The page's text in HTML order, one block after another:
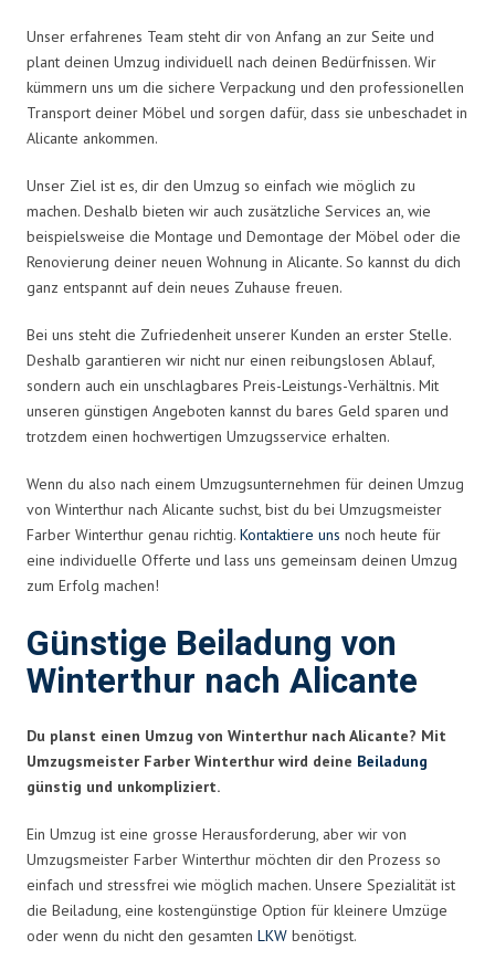
Unser erfahrenes Team steht dir von Anfang an zur Seite und
plant deinen Umzug individuell nach deinen Bedürfnissen. Wir
kümmern uns um die sichere Verpackung und den professionellen
Transport deiner Möbel und sorgen dafür, dass sie unbeschadet in
Alicante ankommen.
Unser Ziel ist es, dir den Umzug so einfach wie möglich zu
machen. Deshalb bieten wir auch zusätzliche Services an, wie
beispielsweise die Montage und Demontage der Möbel oder die
Renovierung deiner neuen Wohnung in Alicante. So kannst du dich
ganz entspannt auf dein neues Zuhause freuen.
Bei uns steht die Zufriedenheit unserer Kunden an erster Stelle.
Deshalb garantieren wir nicht nur einen reibungslosen Ablauf,
sondern auch ein unschlagbares Preis-Leistungs-Verhältnis. Mit
unseren günstigen Angeboten kannst du bares Geld sparen und
trotzdem einen hochwertigen Umzugsservice erhalten.
Wenn du also nach einem Umzugsunternehmen für deinen Umzug
von Winterthur nach Alicante suchst, bist du bei Umzugsmeister
Farber Winterthur genau richtig. Kontaktiere uns noch heute für
eine individuelle Offerte und lass uns gemeinsam deinen Umzug
zum Erfolg machen!
Günstige Beiladung von
Winterthur nach Alicante
Du planst einen Umzug von Winterthur nach Alicante? Mit
Umzugsmeister Farber Winterthur wird deine Beiladung
günstig und unkompliziert.
Ein Umzug ist eine grosse Herausforderung, aber wir von
Umzugsmeister Farber Winterthur möchten dir den Prozess so
einfach und stressfrei wie möglich machen. Unsere Spezialität ist
die Beiladung, eine kostengünstige Option für kleinere Umzüge
oder wenn du nicht den gesamten LKW benötigst.